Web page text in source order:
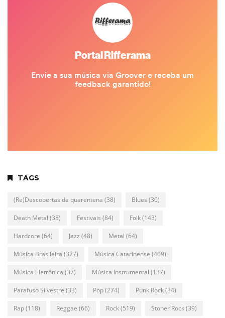
TAGS
(Re)Descobertas da quarentena (38) Blues (30)
Death Metal (38) Festivais (84) Folk(143)
Hardcore (64) Jazz (48) Metal (64)
Música Brasileira (327) Música Catarinense (409)
Música Eletrônica (37) Música Instrumental (137)
Parafuso Silvestre (33) Pop(274) Punk Rock(34)
Rap(118) Reggae (66) Rock(519) Stoner Rock(39)